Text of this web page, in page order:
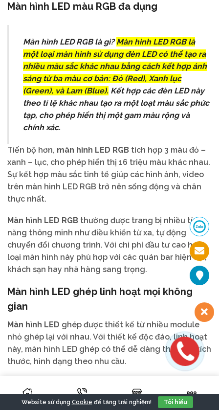
Màn hình LED màu RGB đa dụng
Màn hình LED RGB là gì?Màn hình LED RGB là
một loại màn hình sử dụng đèn LED có thể tạo ra
nhiều màu sắc khác nhau bằng cách kết hợp ánh
sáng từ ba màu cơ bản: Đỏ (Red), Xanh lục
(Green), và Lam (Blue). Kết hợp các đèn LED này
theo tỉ lệ khác nhau tạo ra một loạt màu sắc phức
tạp, cho phép hiển thị một gam màu rộng và
chính xác.
Tiến bộ hơn, màn hình LED RGB tích hợp 3 màu đỏ –
xanh – lục, cho phép hiển thị 16 triệu màu khác nhau.
Sự kết hợp màu sắc tinh tế giúp các hình ảnh, video
trên màn hình LED RGB trở nên sống động và chân
thực nhất.
Màn hình LED RGB thường được trang bị nhiều tính
năng thông minh như điều khiển từ xa, tự động
chuyển đổi chương trình. Với chi phí đầu tư cao hơn,
loại màn hình này phù hợp với các quán bar hiện đại,
khách sạn hay nhà hàng sang trọng.
Màn hình LED ghép linh hoạt mọi không
gian
Màn hình LED ghép được thiết kế từ nhiều module
nhỏ ghép lại với nhau. Với thiết kế độc đáo, linh hoạt
này, màn hình LED ghép có thể dễ dàng thay đổi kích
thước, hình dạng theo nhu cầu.
chữ nhật, vuông, tròn, tam giác…hay sáng tạo thành
những hình dáng độc đáo để điểm xuyến cho không
Website sử dụng Cookie để tăng trải nghiệm! Tôi hiểu